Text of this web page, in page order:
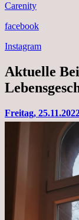
Carenity
facebook
Instagram
Aktuelle
Freitag,